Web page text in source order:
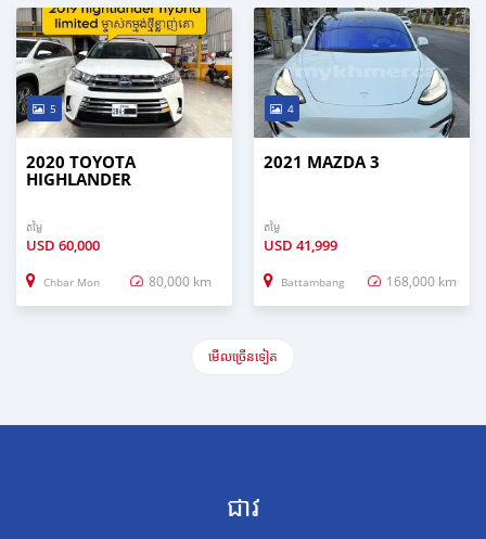
5
2020 TOYOTA
HIGHLANDER
តម្លៃ
USD 60,000
Chbar Mon 80,000 km
4
2021 MAZDA 3
តម្លៃ
USD 41,999
Battambang 168,000 km
មើល​ច្រើន​ទៀត
ជាវ